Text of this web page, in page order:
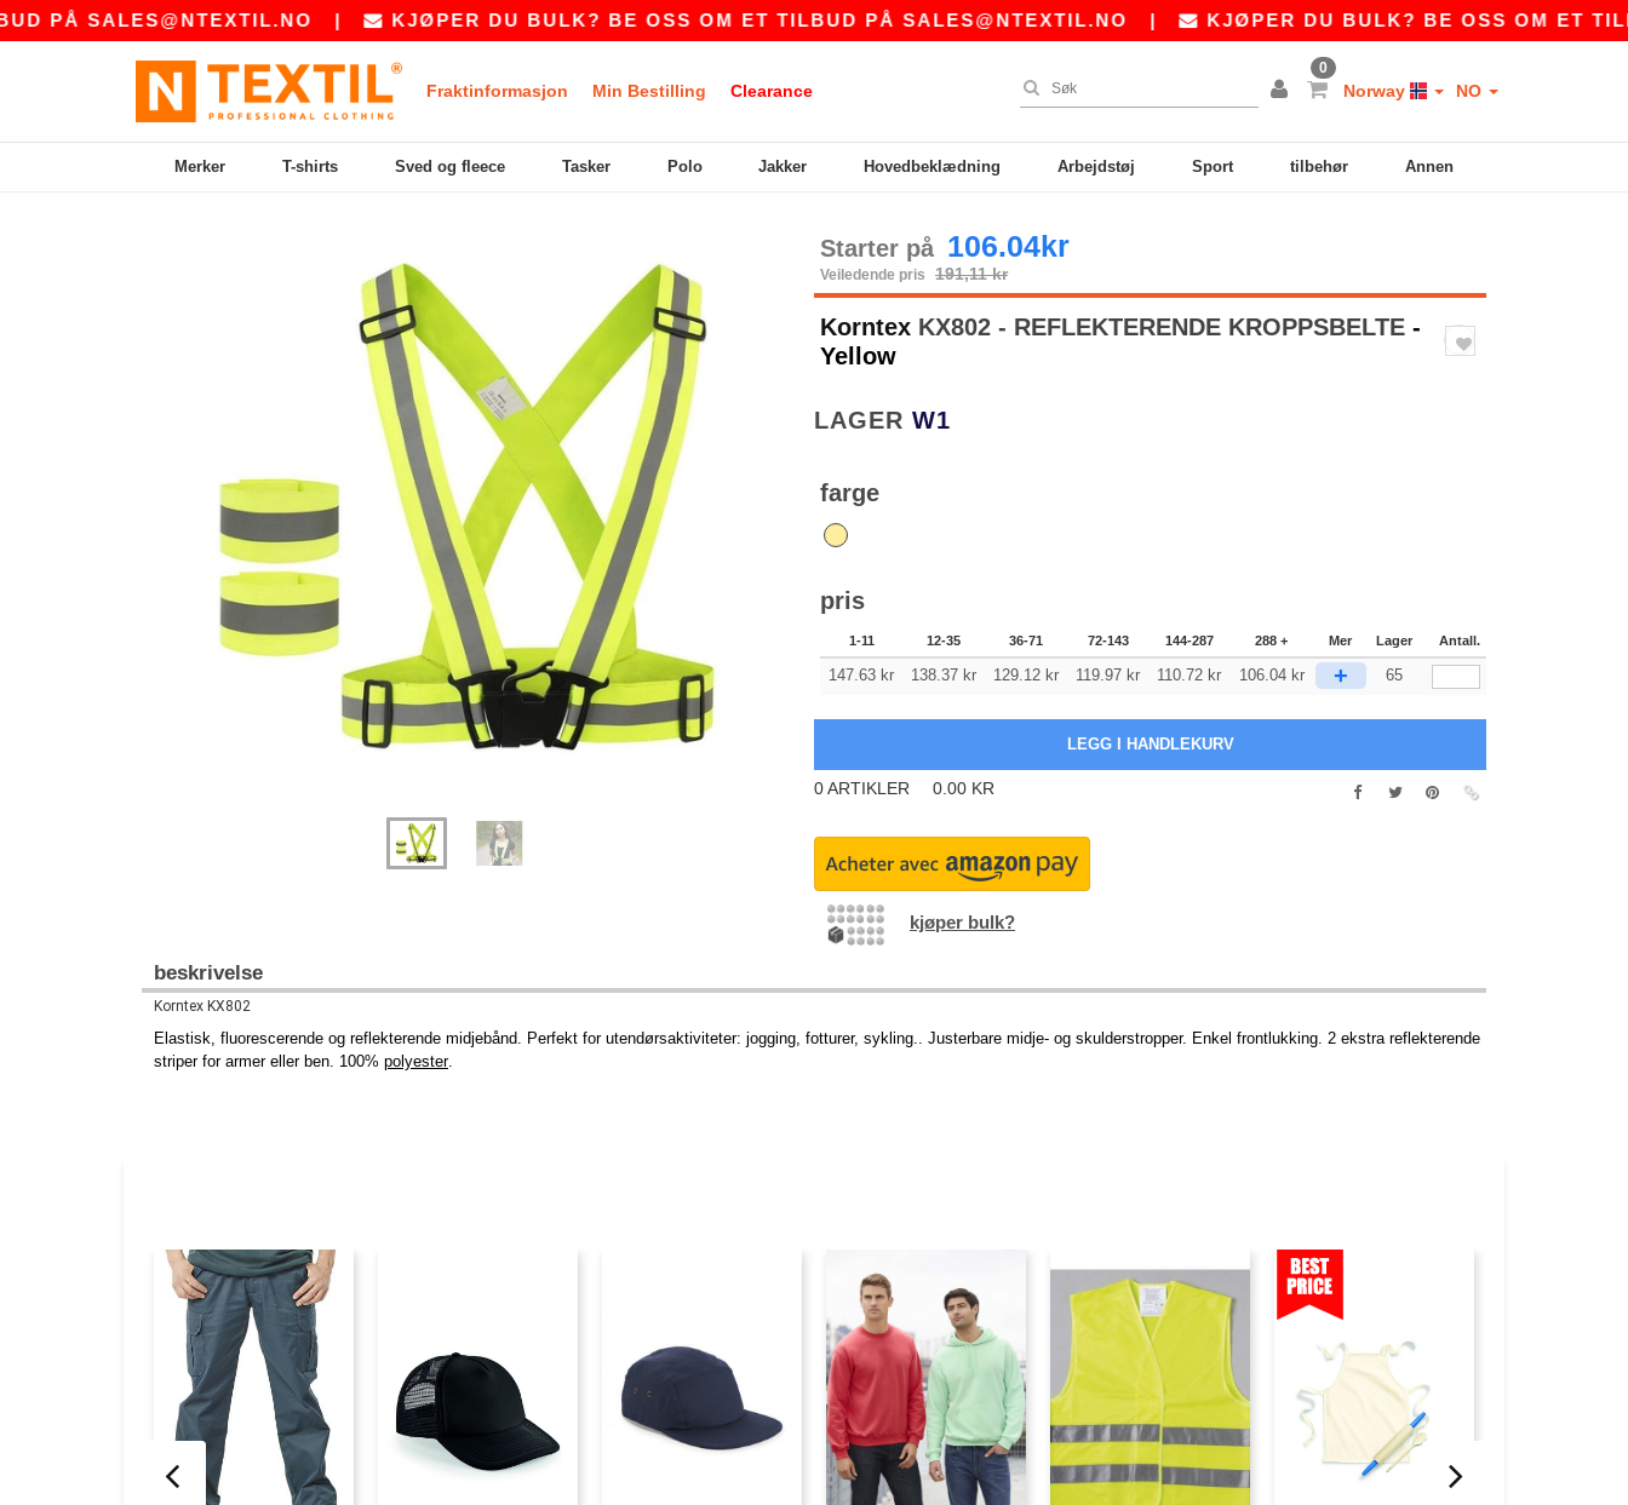
PÅSALES@NTEXTIL.NO| KJØPER DU BULK? BE OSS OM ET TILBUD PÅSALES@NTEXTIL.NO| KJØPER DU BULK? BE OSS OM ET
Fraktinformasjon Min Bestilling Clearance
0
Norway NO
Merker T-shirts Sved og fleece Tasker Polo Jakker Hovedbeklædning Arbejdstøj Sport tilbehør Annen
Starter på 106.04kr
Veiledende pris 191,11 kr
Korntex KX802 - REFLEKTERENDE KROPPSBELTE -
Yellow
LAGER W1
farge
pris
1-11 12-35 36-71 72-143 144-287 288 + Mer Lager Antall.
147.63 kr 138.37 kr 129.12 kr 119.97 kr 110.72 kr 106.04 kr + 65
0ARTIKLER 0.00 KR
kjøper bulk?
beskrivelse
Korntex KX802
Elastisk, fluorescerende og reflekterende midjebånd. Perfekt for utendørsaktiviteter: jogging, fotturer, sykling.. Justerbare midje- og skulderstropper. Enkel frontlukking. 2 ekstra reflekterende
striper for armer eller ben. 100% polyester.